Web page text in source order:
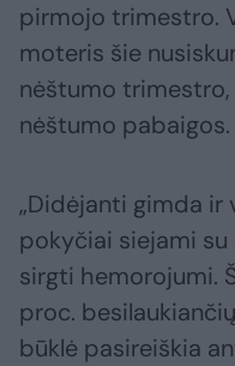
pirmojo trimestro.
moteris šie
nėštumo
nėštumo pabaigos.
„Didėjanti gimda ir
pokyčiai siejami
sirgti hemorojumi.
proc.
būklė pasireiškia